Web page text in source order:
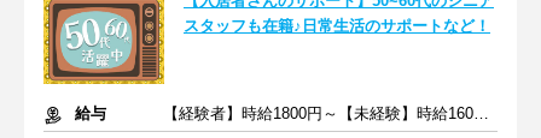
スタッフも在籍♪日常生活のサポートなど！
給与
【経験者】時給1800円～【未経験】時給1600円～ ※交通費全額